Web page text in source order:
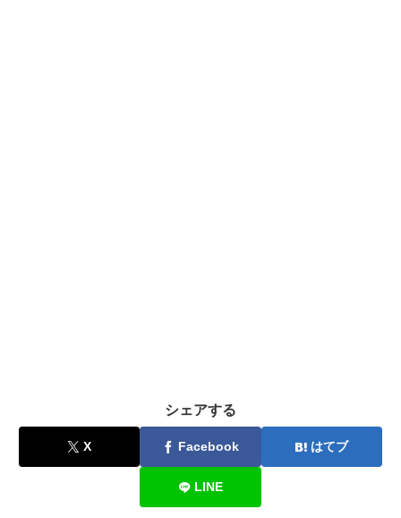
シェアする
X Facebook はてブ
LINE